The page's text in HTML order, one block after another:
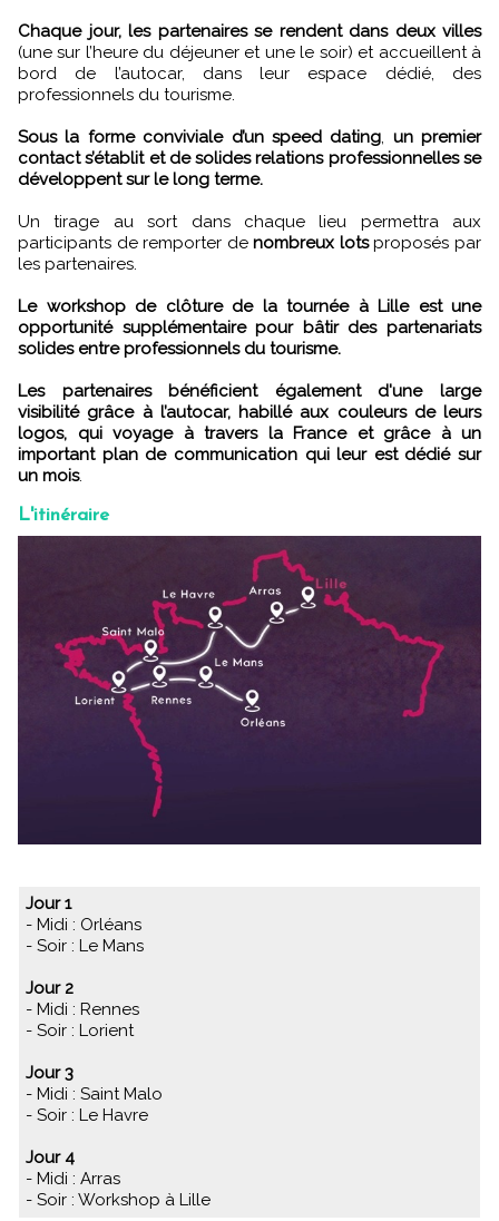
Chaque jour, les partenaires se rendent dans deux villes
(une sur l’heure du déjeuner et une le soir) et accueillent à
bord de l’autocar, dans leur espace dédié, des
professionnels du tourisme.
Sous la forme conviviale d’un speed dating
un premier
contact s’établit et de solides relations professionnelles se
développent sur le long terme.
Un tirage au sort dans chaque lieu permettra aux
participants de remporter denombreux lotsproposés par
les partenaires.
Le workshop de clôture de la tournée à Lille est une
opportunité supplémentaire pour bâtir des partenariats
solides entre professionnels du tourisme.
Les partenaires bénéficient également d'une large
visibilité grâce à l’autocar, habillé aux couleurs de leurs
logos, qui voyage à travers la France et grâce à un
important plan de communication qui leur est dédié sur
un mois.
L'itinéraire
Jour 1
- Midi : Orléans
- Soir : Le Mans
Jour 2
- Midi : Rennes
- Soir : Lorient
Jour 3
- Midi : Saint Malo
- Soir : Le Havre
Jour 4
- Midi : Arras
- Soir : Workshop à Lille